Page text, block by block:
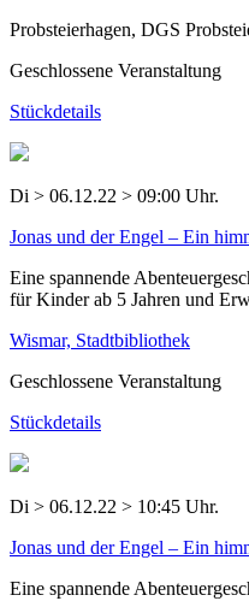
Probsteierhagen, DGS
Geschlossene Veranstaltung
Stückdetails
Di > 06.12.22 > 09:00 Uhr.
Jonas und der Engel – Ein
Eine spannende
für Kinder ab 5 Jahren und
Wismar, Stadtbibliothek
Geschlossene Veranstaltung
Stückdetails
Di > 06.12.22 > 10:45 Uhr.
Jonas und der Engel – Ein
Eine spannende